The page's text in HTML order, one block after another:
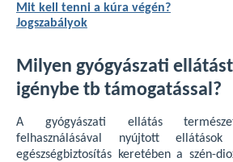
Mit kell tenni a kúra végén?
Jogszabályok
Milyen gyógyászati
igénybe tb támogatással?
A gyógyászati ellátás
felhasználásával nyújtott
egészségbiztosítás keretében a szén-